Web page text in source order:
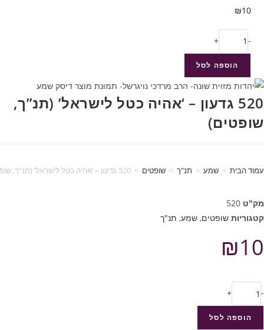
₪10
-
+
הוספה לסל
520 גדעון – ‘אהיה כטל לישראל’ (תנ”ך,
שופטים)
עמוד הבית > שמע > תנ"ך > שופטים > 520 גדעון – ‘אהיה כטל לישראל’ (תנ”ך, שופטים)
מק"ט 520
קטגוריות שופטים, שמע, תנ"ך
₪10
-
+
הוספה לסל